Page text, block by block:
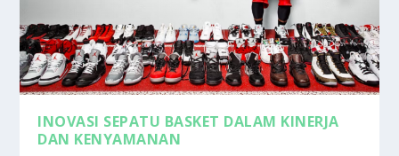
INOVASI SEPATU BASKET DALAM KINERJA
DAN KENYAMANAN